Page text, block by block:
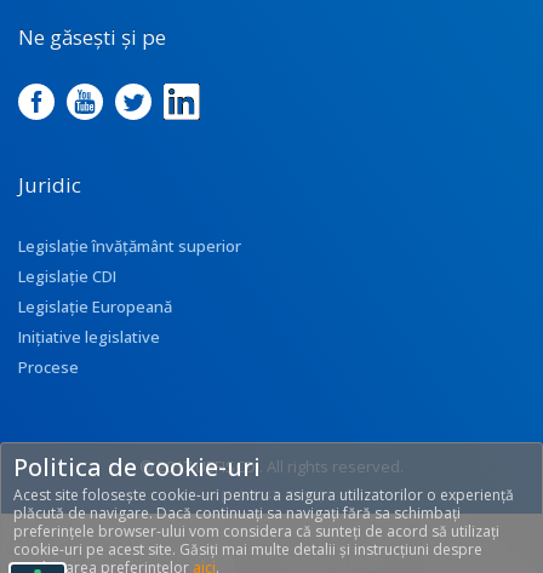
Ne găsești și pe
Juridic
Legislație învățământ superior
Legislație CDI
Legislație Europeană
Inițiative legislative
Procese
© 2017 UEFISCDI. All rights reserved.
[T: 0.3043, O: 92]
Politica de cookie-uri
Acest site folosește cookie-uri pentru a asigura utilizatorilor o experiență
plăcută de navigare. Dacă continuați sa navigați fără sa schimbați
preferințele browser-ului vom considera că sunteți de acord să utilizați
cookie-uri pe acest site. Găsiți mai multe detalii și instrucțiuni despre
modificarea preferințelor aici.